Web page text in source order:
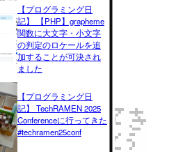
【プログラミング日
記】 【PHP】grapheme
関数に大文字・小文字
の判定のロケールを追
加することが可決され
ました
【プログラミング日
記】 TechRAMEN 2025
Conferenceに行ってきた
#techramen25conf